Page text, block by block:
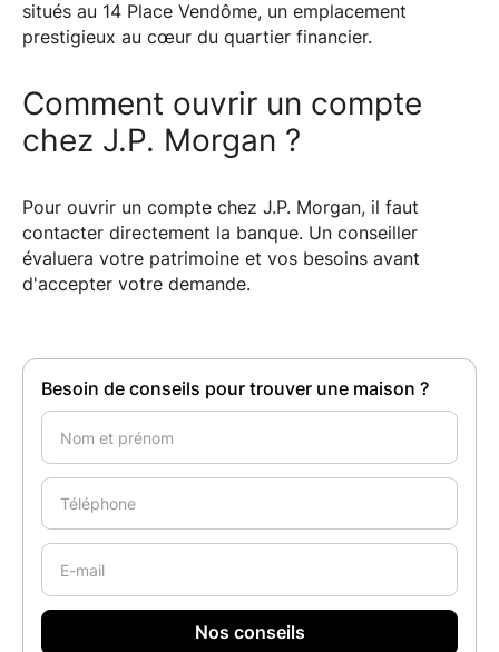
situés au 14 Place Vendôme, un emplacement
prestigieux au cœur du quartier financier.
Comment ouvrir un compte
chez J.P. Morgan ?
Pour ouvrir un compte chez J.P. Morgan, il faut
contacter directement la banque. Un conseiller
évaluera votre patrimoine et vos besoins avant
d'accepter votre demande.
Besoin de conseils pour trouver une maison ?